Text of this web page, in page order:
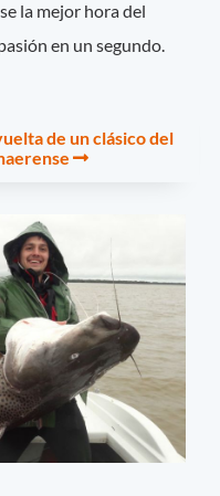
la mejor hora del
en un segundo.
de un clásico del